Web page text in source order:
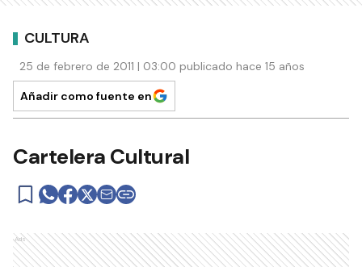
CULTURA
25 de febrero de 2011 | 03:00 publicado hace 15 años
Añadir como fuente en
Cartelera Cultural
Ads